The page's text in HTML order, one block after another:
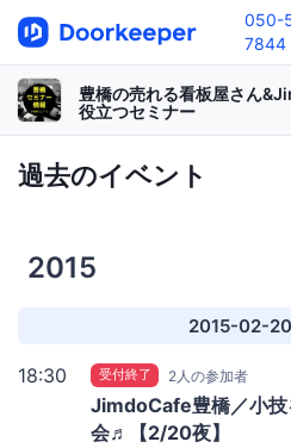
050-
7844
豊橋の売れる看板屋さん
役立つセミナー
過去のイベント
2015
2015-02-20
18:30 受付終了 2人の参加者
JimdoCafe豊橋／小技
会♬【2/20夜】